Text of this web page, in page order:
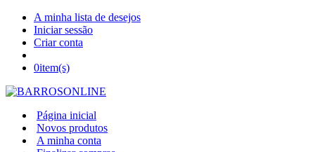
A minha lista de desejos
Iniciar sessão
Criar conta
0item(s)
Página inicial
Novos produtos
A minha conta